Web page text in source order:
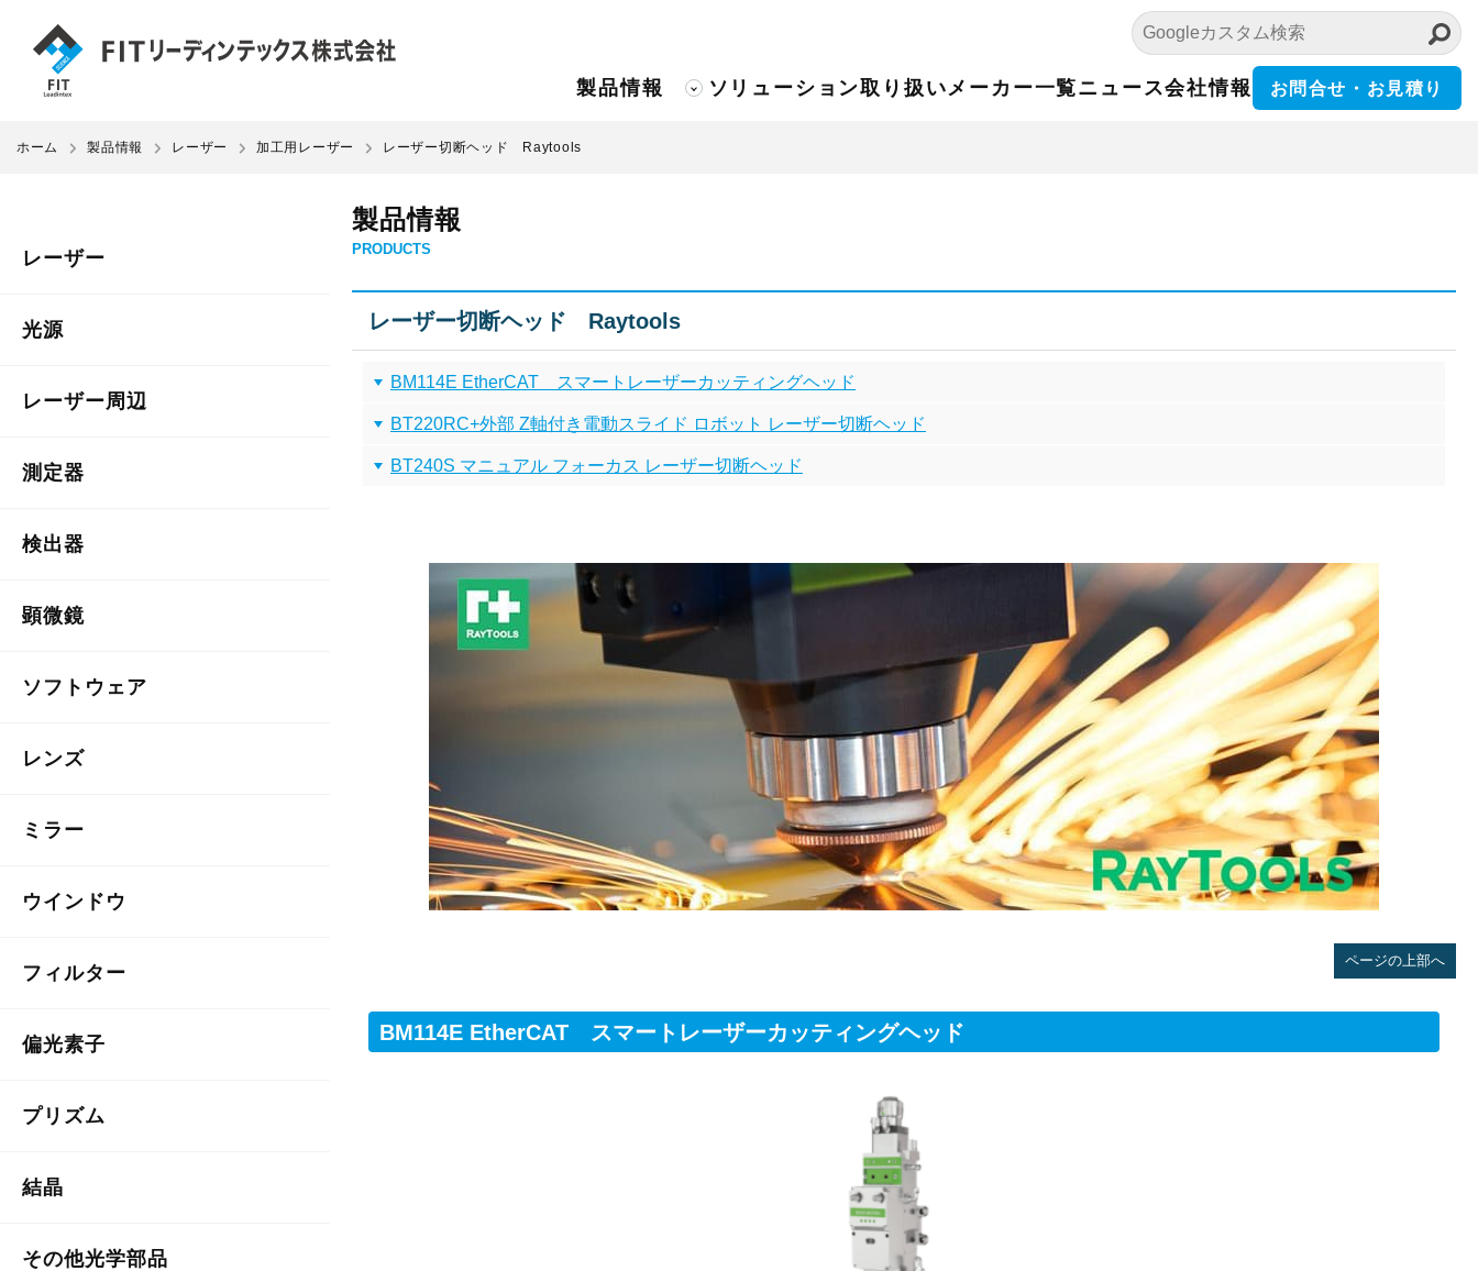
製品情報 ソリューション取り扱いメーカー一覧ニュース会社情報 お問合せ・お見積り
ホーム 製品情報 レーザー 加工用レーザー レーザー切断ヘッド Raytools
レーザー
光源
レーザー周辺
測定器
検出器
顕微鏡
ソフトウェア
レンズ
ミラー
ウインドウ
フィルター
偏光素子
プリズム
結晶
その他光学部品
製品情報
PRODUCTS
レーザー切断ヘッド Raytools
BM114E EtherCAT スマートレーザーカッティングヘッド
BT220RC+外部 Z軸付き電動スライド ロボット レーザー切断ヘッド
BT240S マニュアル フォーカス レーザー切断ヘッド
ページの上部へ
BM114E EtherCAT スマートレーザーカッティングヘッド